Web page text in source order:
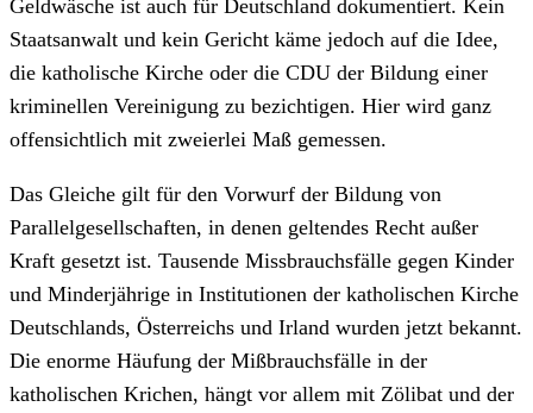
Geldwäsche ist auch für Deutschland dokumentiert. Kein
Staatsanwalt und kein Gericht käme jedoch auf die Idee,
die katholische Kirche oder die CDU der Bildung einer
kriminellen Vereinigung zu bezichtigen. Hier wird ganz
offensichtlich mit zweierlei Maß gemessen.
Das Gleiche gilt für den Vorwurf der Bildung von
Parallelgesellschaften, in denen geltendes Recht außer
Kraft gesetzt ist. Tausende Missbrauchsfälle gegen Kinder
und Minderjährige in Institutionen der katholischen Kirche
Deutschlands, Österreichs und Irland wurden jetzt bekannt.
Die enorme Häufung der Mißbrauchsfälle in der
katholischen Krichen, hängt vor allem mit Zölibat und der